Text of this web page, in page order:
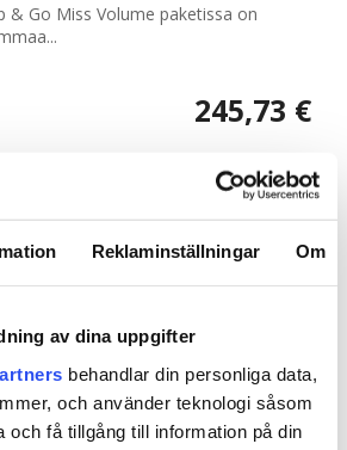
Reklaminställningar Om
av dina uppgifter
behandlar din personliga data,
och använder teknologi såsom
och få tillgång till information på din
& Go Miss Volume paketissa on
245,73 €